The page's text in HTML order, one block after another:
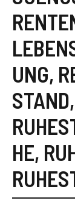
UNG,
STAND,
HE,